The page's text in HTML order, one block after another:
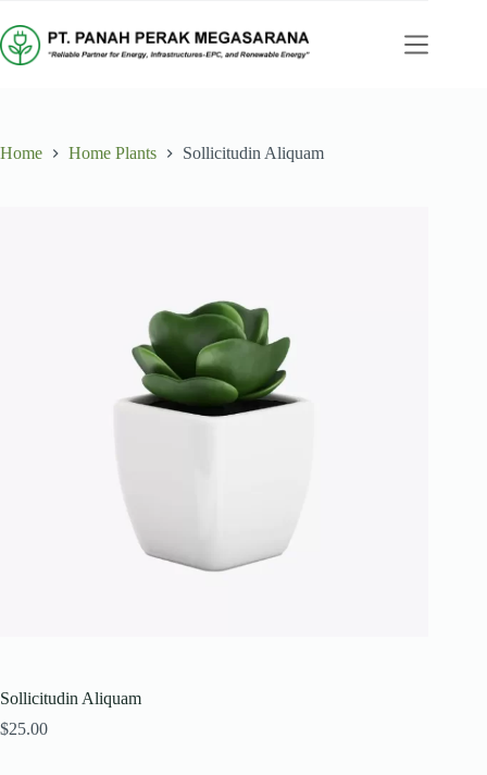
to
content
Home Home Plants Sollicitudin Aliquam
Sollicitudin Aliquam
$25.00